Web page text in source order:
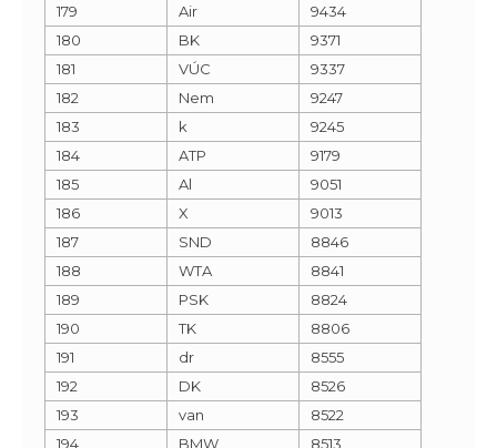
179
Air
9434
180
BK
9371
181
VÚC
9337
182
Nem
9247
183
k
9245
184
ATP
9179
185
Al
9051
186
X
9013
187
SND
8846
188
WTA
8841
189
PSK
8824
190
TK
8806
191
dr
8555
192
DK
8526
193
van
8522
194
BMW 8513